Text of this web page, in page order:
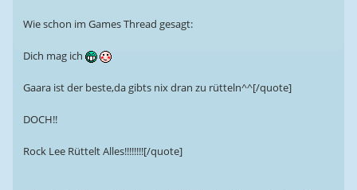
Wie schon im Games Thread gesagt:
Dich mag ich
Gaara ist der beste,da gibts nix dran zu rütteln^^[/quote]
DOCH!!
Rock Lee Rüttelt Alles!!!!!!!![/quote]